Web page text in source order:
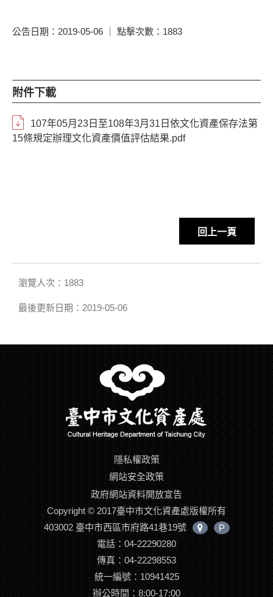
公告日期：2019-05-06 ｜ 點擊次數：1883
附件下載
107年05月23日至108年3月31日依文化資產保存法第
15條規定辦理文化資產價值評估結果.pdf
回上一頁
瀏覽人次：1883
最後更新日期：2019-05-06
隱私權政策
網站安全政策
政府網站資料開放宣告
Copyright © 2017臺中市文化資產處版權所有
403002 臺中市西區市府路41巷19號
中
P
電話：04-22290280
傳真：04-22298553
統一編號：10941425
辦公時間：8:00-17:00